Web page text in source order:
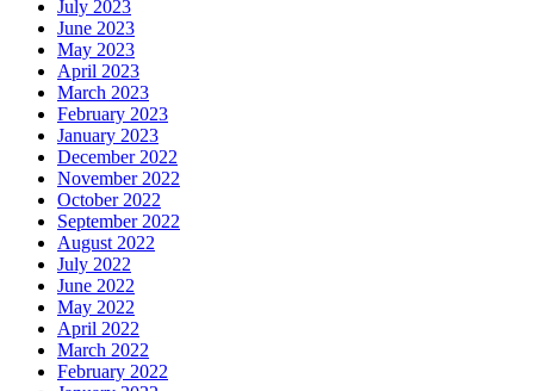
July 2023
June 2023
May 2023
April 2023
March 2023
February 2023
January 2023
December 2022
November 2022
October 2022
September 2022
August 2022
July 2022
June 2022
May 2022
April 2022
March 2022
February 2022